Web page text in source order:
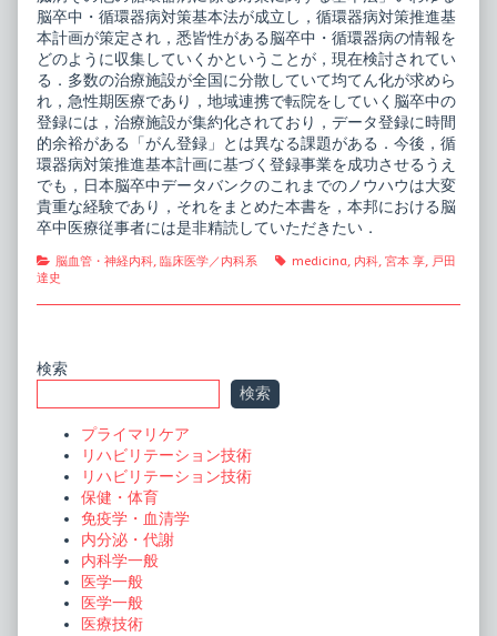
脳卒中・循環器病対策基本法が成立し，循環器病対策推進基
本計画が策定され，悉皆性がある脳卒中・循環器病の情報を
どのように収集していくかということが，現在検討されてい
る．多数の治療施設が全国に分散していて均てん化が求めら
れ，急性期医療であり，地域連携で転院をしていく脳卒中の
登録には，治療施設が集約化されており，データ登録に時間
的余裕がある「がん登録」とは異なる課題がある．今後，循
環器病対策推進基本計画に基づく登録事業を成功させるうえ
でも，日本脳卒中データバンクのこれまでのノウハウは大変
貴重な経験であり，それをまとめた本書を，本邦における脳
卒中医療従事者には是非精読していただきたい．
Categories
脳血管・神経内科, 臨床医学／内科系 Tags
medicina, 内科, 宮本 享, 戸田
達史
Primary
Sidebar
検索
検索
プライマリケア
リハビリテーション技術
リハビリテーション技術
保健・体育
免疫学・血清学
内分泌・代謝
内科学一般
医学一般
医学一般
医療技術